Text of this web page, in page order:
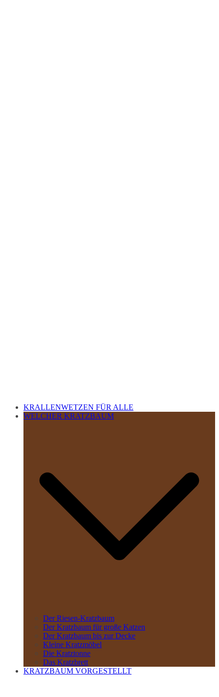
KRALLENWETZEN FÜR ALLE
WELCHER KRATZBAUM
Der Riesen-Kratzbaum
Der Kratzbaum für große Katzen
Der Kratzbaum bis zur Decke
Kleine Kratzmöbel
Die Kratztonne
Das Kratzbrett
KRATZBAUM VORGESTELLT